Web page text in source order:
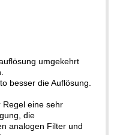
umgekehrt
besser die Auflösung.
Regel eine sehr
die
analogen Filter und